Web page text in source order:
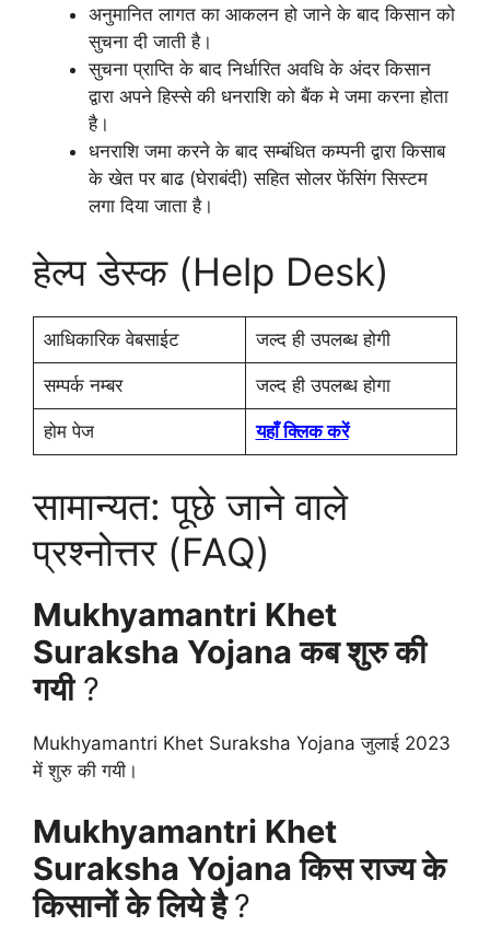
अनुमानित लागत का आकलन हो जाने के बाद किसान को
सुचना दी जाती है।
सुचना प्राप्ति के बाद निर्धारित अवधि के अंदर किसान
द्वारा अपने हिस्से की धनराशि को बैंक मे जमा करना होता
है।
धनराशि जमा करने के बाद सम्बंधित कम्पनी द्वारा किसाब
के खेत पर बाढ (घेराबंदी) सहित सोलर फेंसिंग सिस्टम
लगा दिया जाता है।
हेल्प डेस्क (Help Desk)
आधिकारिक वेबसाईट जल्द ही उपलब्ध होगी
सम्पर्क नम्बर जल्द ही उपलब्ध होगा
होम पेज यहाँ क्लिककरें
सामान्यत: पूछे जाने वाले
प्रश्नोत्तर (FAQ)
Mukhyamantri Khet
Suraksha Yojana कब शुरु की
गयी?
Mukhyamantri Khet Suraksha Yojana जुलाई 2023
में शुरु की गयी।
Mukhyamantri Khet
Suraksha Yojana किस राज्य के
किसानों के लिये है?